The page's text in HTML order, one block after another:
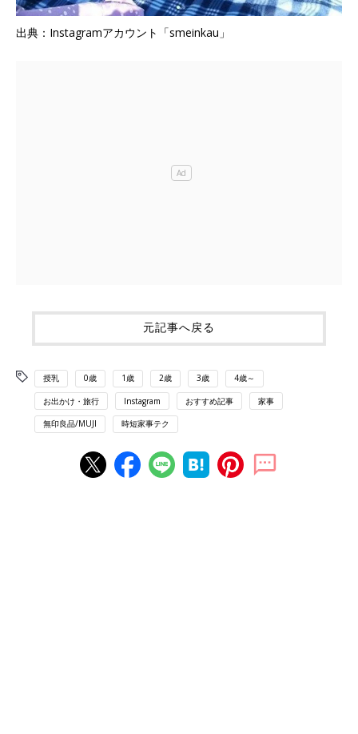
出典：Instagramアカウント「smeinkau」
元記事へ戻る
授乳 0歳 1歳 2歳 3歳 4歳～
お出かけ・旅行 Instagram おすすめ記事 家事
無印良品/MUJI 時短家事テク